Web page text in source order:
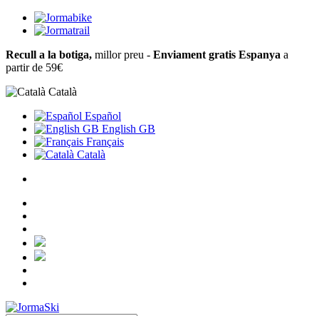
Recull a la botiga, millor preu - Enviament gratis Espanya a
partir de 59€
Català
Español
English GB
Français
Català